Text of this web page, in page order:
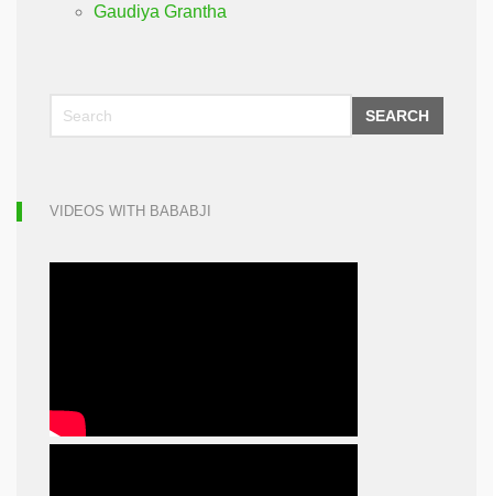
Gaudiya Grantha
SEARCH
VIDEOS WITH BABABJI